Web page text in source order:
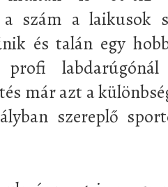
szám a laikusok
és talán egy
már azt a
szereplő